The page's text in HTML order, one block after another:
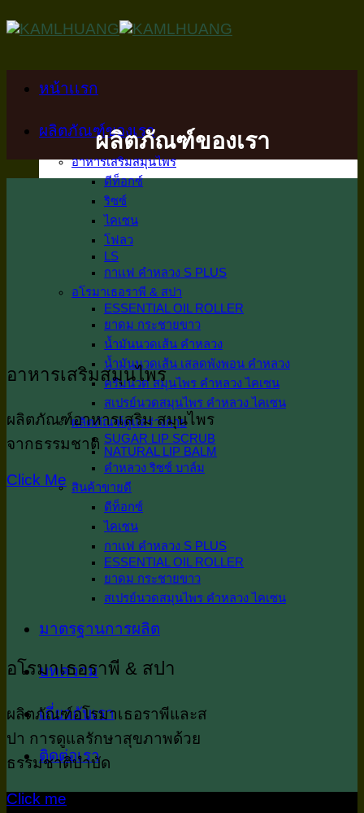
to
หน้าเเรก
ผลิตภัณฑ์ของเรา
อาหารเสริมสมุนไพร
ดีท็อกซ์
ริซซ์
ไคเซน
โฟลว
LS
กาเเฟ คำหลวง S PLUS
อโรมาเธอราพี & สปา
ESSENTIAL OIL ROLLER
ยาดม กระชายขาว
น้ำมันนวดเส้น คำหลวง
น้ำมันนวดเส้น เสลดพังพอน คำหลวง
ครีมนวด สมุนไพร คำหลวง ไคเซน
สเปรย์นวดสมุนไพร คำหลวง ไคเซน
ผลิตภัณฑ์ดูเเลร่างกาย
SUGAR LIP SCRUB
NATURAL LIP BALM
คำหลวง ริซซ์ บาล์ม
สินค้าขายดี
ดีท็อกซ์
ไคเซน
กาเเฟ คำหลวง S PLUS
ESSENTIAL OIL ROLLER
ยาดม กระชายขาว
สเปรย์นวดสมุนไพร คำหลวง ไคเซน
มาตรฐานการผลิต
บทความ
เกี่ยวกับเรา
ติดต่อเรา
ผลิตภัณฑ์ของเรา
อาหารเสริมสมุนไพร
ผลิตภัณฑ์อาหารเสริม สมุนไพร
จากธรรมชาติ
Click Me
อโรมาเธอราพี & สปา
ผลิตภัณฑ์อโรมาเธอราพีและส
ปา การดูแลรักษาสุขภาพด้วย
ธรรมชาติบำบัด
Click me